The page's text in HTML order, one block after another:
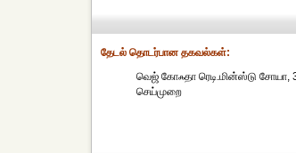
தேட‌ல் தொட‌ர்பான தகவ‌ல்க‌ள்:
வெஜ் கோஃதா ரெடி.மின்ஸ்டு
செய்முறை